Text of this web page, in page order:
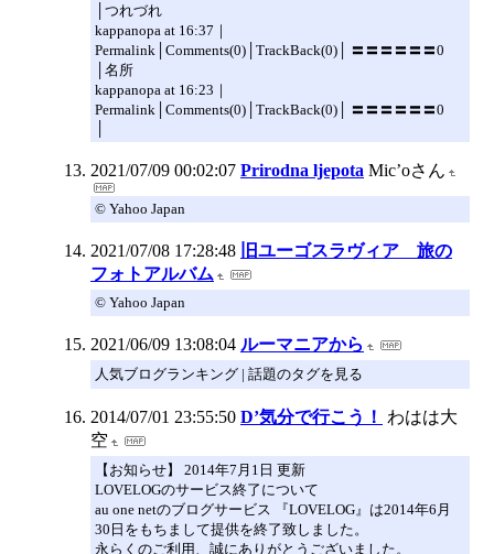
│つれづれ
kappanopa at 16:37｜
Permalink│Comments(0)│TrackBack(0)│ 〓〓〓〓〓〓0
│名所
kappanopa at 16:23｜
Permalink│Comments(0)│TrackBack(0)│ 〓〓〓〓〓〓0
2021/07/09 00:02:07 Prirodna ljepota Mic’oさん
© Yahoo Japan
2021/07/08 17:28:48
旧ユーゴスラヴィア 旅の
フォトアルバム
© Yahoo Japan
2021/06/09 13:08:04 ルーマニアから
人気ブログランキング | 話題のタグを見る
2014/07/01 23:55:50 D’気分で行こう！
わはは大
空
【お知らせ】 2014年7月1日 更新
LOVELOGのサービス終了について
au one netのブログサービス 『LOVELOG』は2014年6月
30日をもちまして提供を終了致しました。
永らくのご利用、誠にありがとうございました。